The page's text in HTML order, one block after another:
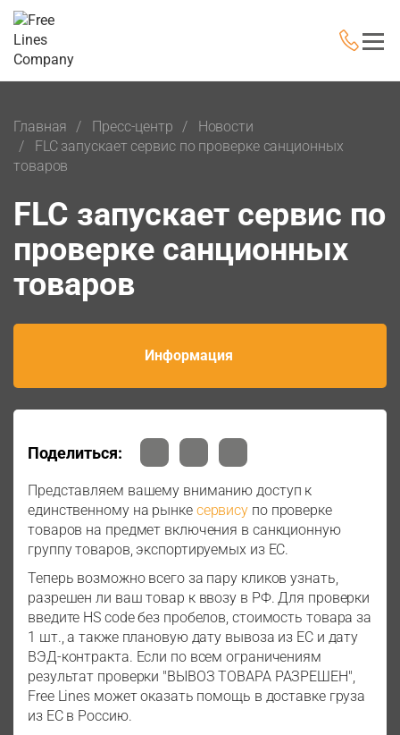
Главная Пресс-центр
Новости
FLC запускает сервис по проверке санционных
товаров
FLC запускает сервис по
проверке санционных
товаров
Информация
Поделиться:
Представляем вашему вниманию доступ к
единственному на рынке сервису по проверке
товаров на предмет включения в санкционную
группу товаров, экспортируемых из ЕС.
Теперь возможно всего за пару кликов узнать,
разрешен ли ваш товар к ввозу в РФ. Для проверки
введите HS code без пробелов, стоимость товара за
1 шт., а также плановую дату вывоза из ЕС и дату
ВЭД-контракта. Если по всем ограничениям
результат проверки "ВЫВОЗ ТОВАРА РАЗРЕШЕН",
Free Lines может оказать помощь в доставке груза
из ЕС в Россию.